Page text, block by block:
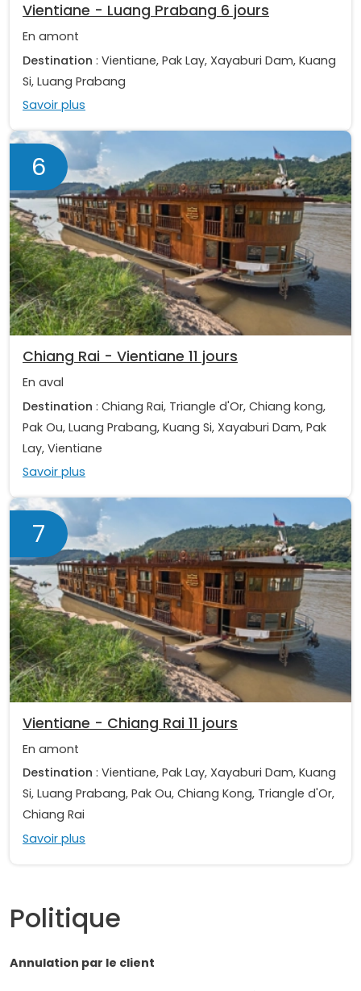
Vientiane - Luang Prabang 6 jours
En amont
Destination : Vientiane, Pak Lay, Xayaburi Dam, Kuang
Si, Luang Prabang
Savoir plus
6
Chiang Rai - Vientiane 11 jours
En aval
Destination : Chiang Rai, Triangle d'Or, Chiang kong,
Pak Ou, Luang Prabang, Kuang Si, Xayaburi Dam, Pak
Lay, Vientiane
Savoir plus
7
Vientiane - Chiang Rai 11 jours
En amont
Destination : Vientiane, Pak Lay, Xayaburi Dam, Kuang
Si, Luang Prabang, Pak Ou, Chiang Kong, Triangle d'Or,
Chiang Rai
Savoir plus
Politique
Annulation par le client